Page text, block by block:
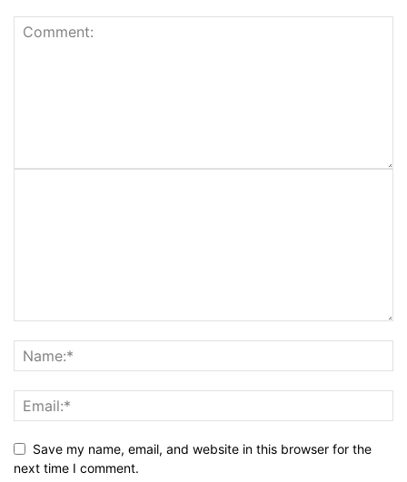
Save my name, email, and website in this browser for the
next time I comment.